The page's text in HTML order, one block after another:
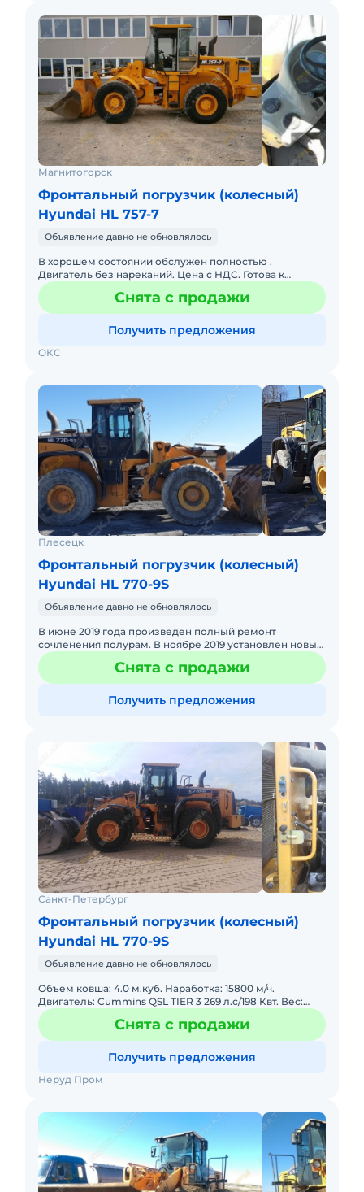
Магнитогорск
Фронтальный погрузчик (колесный)
Hyundai HL 757-7
Объявление давно не обновлялось
В хорошем состоянии обслужен полностью .
Двигатель без нареканий. Цена с НДС. Готова к
эксплуатации. Цена с ндс, торг, так же рассмотрим
обмен.
Снята с продажи
Получить предложения
ОКС
Плесецк
Фронтальный погрузчик (колесный)
Hyundai HL 770-9S
Объявление давно не обновлялось
В июне 2019 года произведен полный ремонт
сочленения полурам. В ноябре 2019 установлен новый
ТНВД.
Снята с продажи
Получить предложения
Санкт-Петербург
Фронтальный погрузчик (колесный)
Hyundai HL 770-9S
Объявление давно не обновлялось
Объем ковша: 4.0 м.куб. Наработка: 15800 м/ч.
Двигатель: Cummins QSL TIER 3 269 л.с/198 Квт. Вес:
22500 кг. Габариты: д/ш/в 8650/3100/3590 мм. Высота
разгр
Снята с продажи
Получить предложения
Неруд Пром